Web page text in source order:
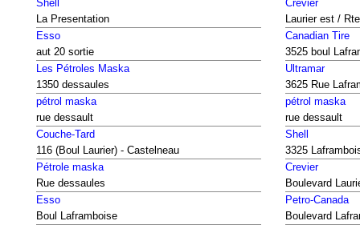
Shell
La Presentation
Crevier
Laurier est /
Esso
aut 20 sortie
Canadian Tire
3525 boul
Les Pétroles Maska
1350 dessaules
Ultramar
3625 Rue
pétrol maska
rue dessault
pétrol maska
rue dessault
Couche-Tard
116 (Boul Laurier) - Castelneau
Shell
3325
Pétrole maska
Rue dessaules
Crevier
Boulevard
Esso
Boul Laframboise
Petro-Canada
Boulevard